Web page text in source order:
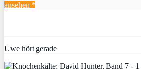
ansehen *
Uwe hört gerade